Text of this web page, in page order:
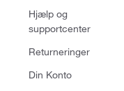
Hjælp og
supportcenter
Returneringer
Din Konto